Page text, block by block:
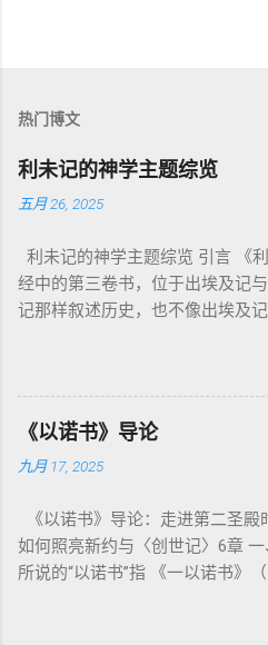
热门博文
利未记的神学主题综览
五月 26, 2025
利未记的神学主题综览 引言 《
经中的第三卷书，位于出埃及记
记那样叙述历史，也不像出埃及
内容看似仪式化，《利未记》却
为我耶和华你们的神是圣洁的。”
整卷书的中心神学。希伯来文“קָדוֹשׁ”（kadosh）不仅意味着道
德上的圣洁，更意味着“分别出来”
中活出“圣洁”。圣洁不仅是内心
祭制度：与神相交的通道 前七章
（olah）：全然献上，象征奉献与
团契的象征； 赎罪祭 （chatat
《以诺书》导论
九月 17, 2025
《以诺书》导论：走进第二圣殿
如何照亮新约与〈创世记〉6章
所说的“以诺书”指 《一以诺书》
世纪），虽不在犹太/基督教主